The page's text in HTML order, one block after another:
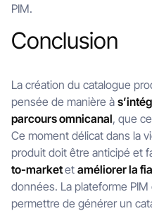
PIM.
Conclusion
La création du catalogue
pensée de manière à
parcours omnicanal, que
Ce moment délicat dans la
produit doit être anticipé et
to-marketet améliorer la
données. La plateforme
permettre de générer un